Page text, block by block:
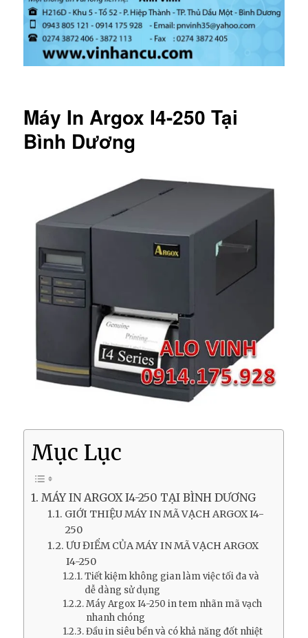
Máy In Argox I4-250 Tại
Bình Dương
Mục Lục
MÁY IN ARGOX I4-250 TẠI BÌNH DƯƠNG
GIỚI THIỆU MÁY IN MÃ VẠCH ARGOX I4-
250
ƯU ĐIỂM CỦA MÁY IN MÃ VẠCH ARGOX
I4-250
Tiết kiệm không gian làm việc tối đa và
dễ dàng sử dụng
Máy Argox I4-250 in tem nhãn mã vạch
nhanh chóng
Đầu in siêu bền và có khả năng đốt nhiệt